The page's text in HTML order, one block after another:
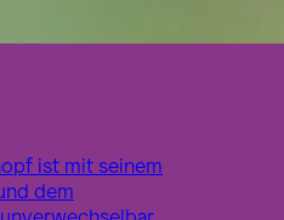
ist mit seinem
dem